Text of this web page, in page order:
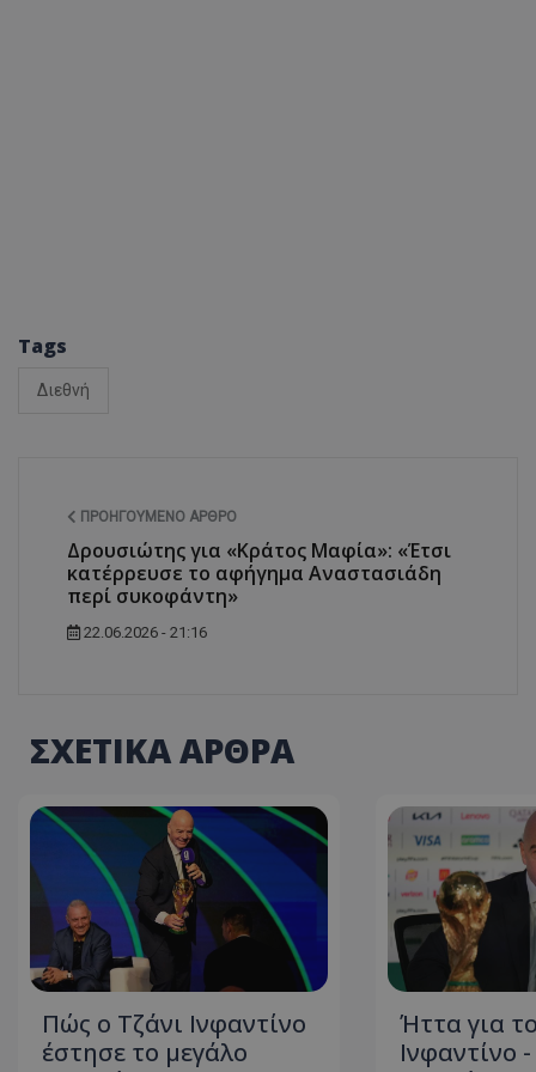
Tags
Διεθνή
ΠΡΟΗΓΟΎΜΕΝΟ ΆΡΘΡΟ
Δρουσιώτης για «Κράτος Μαφία»: «Έτσι
κατέρρευσε το αφήγημα Αναστασιάδη
περί συκοφάντη»
22.06.2026 - 21:16
ΣΧΕΤΙΚΑ ΑΡΘΡΑ
Πώς ο Τζάνι Ινφαντίνο
έστησε το μεγάλο
Ήττα για
Ινφαντίνο